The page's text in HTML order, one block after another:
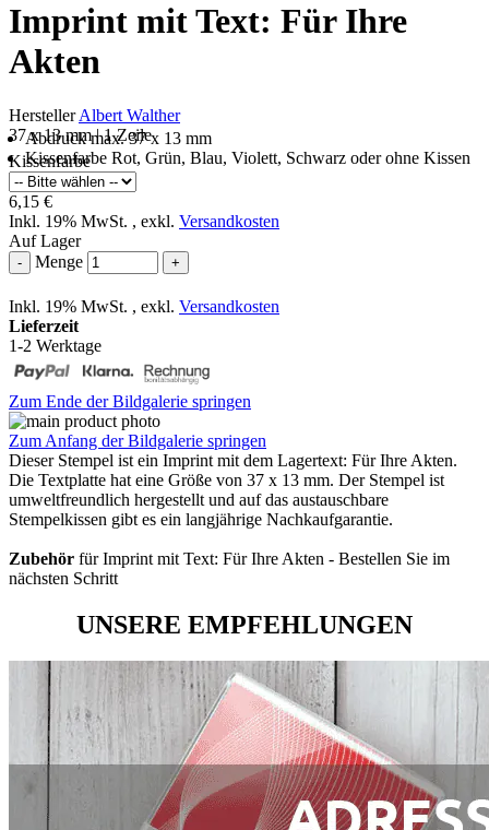
Imprint mit Text: Für Ihre
Akten
HerstellerAlbert Walther
37 x 13 mm | 1 Zeile
Abdruck max. 37 x 13 mm
Kissenfarbe Rot, Grün, Blau, Violett, Schwarz oder ohne Kissen
Kissenfarbe
6,15 €
Inkl. 19% MwSt. , exkl. Versandkosten
Auf Lager
- Menge +
Inkl. 19% MwSt. , exkl. Versandkosten
Lieferzeit
1-2 Werktage
Zum Ende der Bildgalerie springen
Zum Anfang der Bildgalerie springen
Dieser Stempel ist ein Imprint mit dem Lagertext: Für Ihre Akten.
Die Textplatte hat eine Größe von 37 x 13 mm. Der Stempel ist
umweltfreundlich hergestellt und auf das austauschbare
Stempelkissen gibt es ein langjährige Nachkaufgarantie.
Zubehör für Imprint mit Text: Für Ihre Akten - Bestellen Sie im
nächsten Schritt
UNSERE EMPFEHLUNGEN